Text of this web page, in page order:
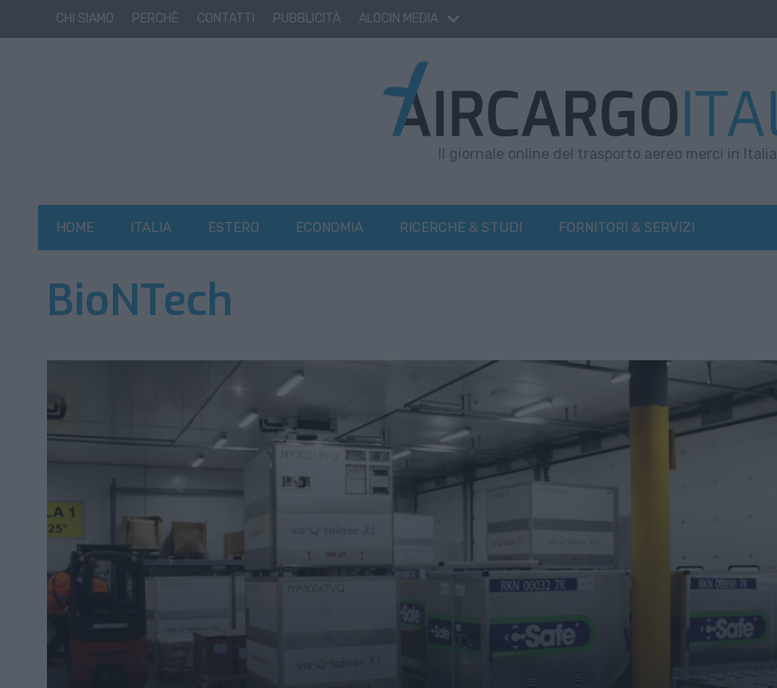
CHI SIAMO PERCHÈ CONTATTI PUBBLICITÀ ALOCIN MEDIA
Il giornale online del trasporto aereo merci in Italia
HOME ITALIA ESTERO ECONOMIA RICERCHE & STUDI FORNITORI & SERVIZI
BioNTech